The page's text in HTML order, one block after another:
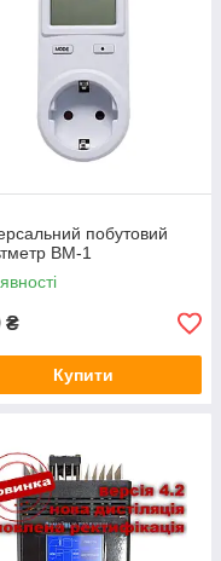
побутовий
ВМ-1
₴
Купити